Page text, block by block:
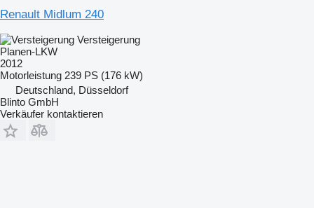
Renault Midlum 240
Versteigerung
Planen-LKW
2012
Motorleistung 239 PS (176 kW)
Deutschland, Düsseldorf
Blinto GmbH
Verkäufer kontaktieren